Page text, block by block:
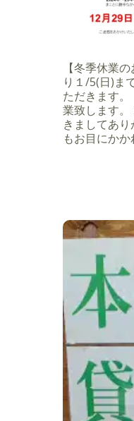
【冬季休業
り１/5(日)ま
ただきます
業致します
きましてあ
もお目にか